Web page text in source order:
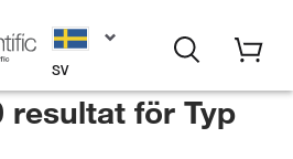
SV
resultat för Typ